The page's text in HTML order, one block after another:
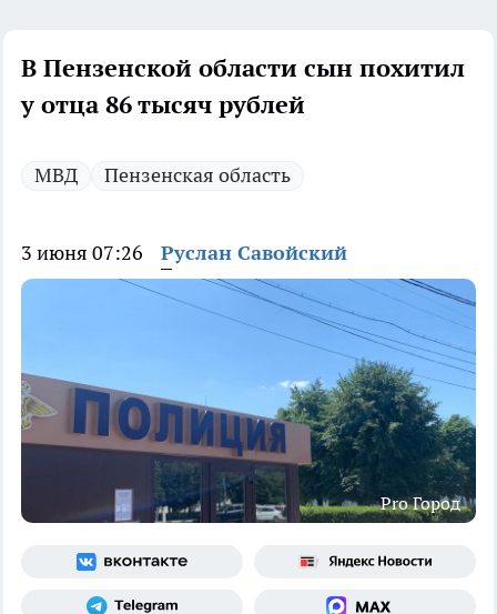
В Пензенской области сын похитил
у отца 86 тысяч рублей
МВД Пензенская область
3 июня 07:26 Руслан Савойский
Pro Город